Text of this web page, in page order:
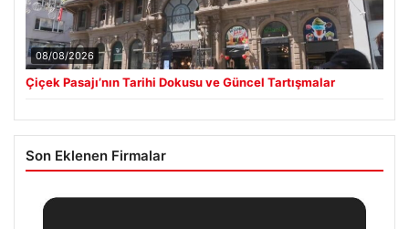
08/08/2026
Çiçek Pasajı’nın Tarihi Dokusu ve Güncel Tartışmalar
Son Eklenen Firmalar